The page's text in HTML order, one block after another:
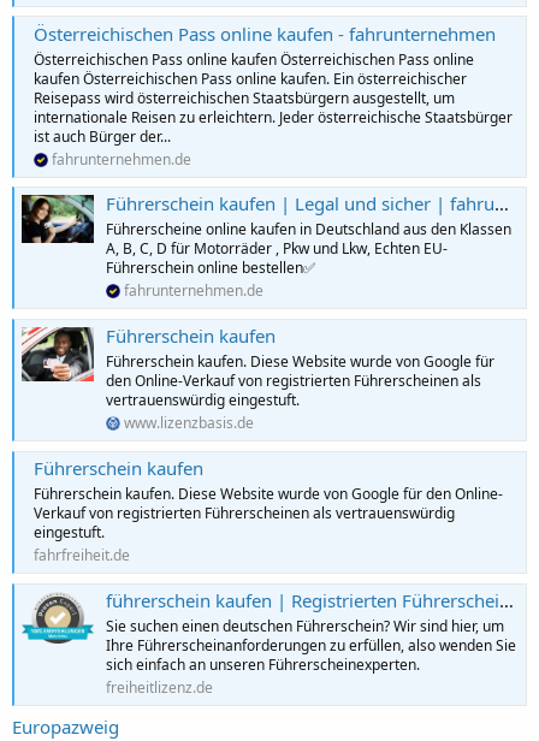
Österreichischen Pass online kaufen - fahrunternehmen
Österreichischen Pass online kaufen Österreichischen Pass online
kaufen Österreichischen Pass online kaufen. Ein österreichischer
Reisepass wird österreichischen Staatsbürgern ausgestellt, um
internationale Reisen zu erleichtern. Jeder österreichische Staatsbürger
ist auch Bürger der...
fahrunternehmen.de
Führerschein kaufen | Legal und sicher | fahrun ternehmen
Führerscheine online kaufen in Deutschland aus den Klassen
A, B, C, D für Motorräder , Pkw und Lkw, Echten EU-
Führerschein online bestellen✅
fahrunternehmen.de
Führerschein kaufen
Führerschein kaufen. Diese Website wurde von Google für
den Online-Verkauf von registrierten Führerscheinen als
vertrauenswürdig eingestuft.
www.lizenzbasis.de
Führerschein kaufen
Führerschein kaufen. Diese Website wurde von Google für den Online-
Verkauf von registrierten Führerscheinen als vertrauenswürdig
eingestuft.
fahrfreiheit.de
führerschein kaufen | Registrierten Führerschein kaufen |
Sie suchen einen deutschen Führerschein? Wir sind hier, um
Ihre Führerscheinanforderungen zu erfüllen, also wenden Sie
sich einfach an unseren Führerscheinexperten.
freiheitlizenz.de
Europazweig